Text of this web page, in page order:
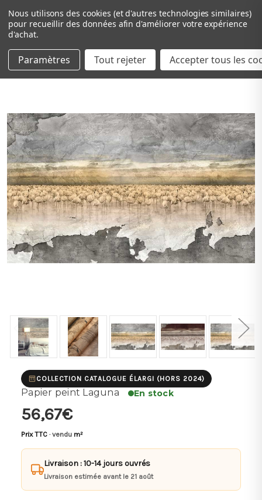
Passer au contenu principal
COLLECTION CATALOGUE ÉLARGI (HORS 2024)
Papier peint Laguna En stock
56,67€
Prix TTC · vendu m²
Livraison : 10-14 jours ouvrés
Livraison estimée avant le 21 août
Nous utilisons des cookies (et d'autres technologies similaires)
pour recueillir des données afin d'améliorer votre expérience
d'achat.
Paramètres Tout rejeter Accepter tous les